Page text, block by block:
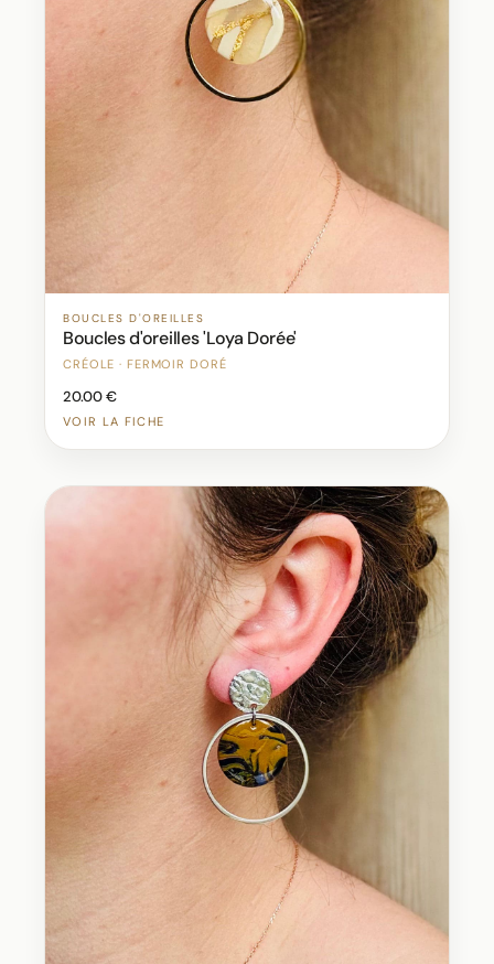
BOUCLES D'OREILLES
Boucles d'oreilles 'Loya Dorée'
CRÉOLE · FERMOIR DORÉ
20.00 €
VOIR LA FICHE